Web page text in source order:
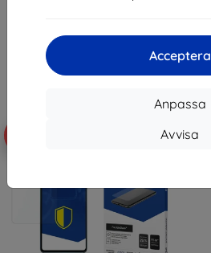
Acceptera
Anpassa
Avvisa
Sista varan i lager